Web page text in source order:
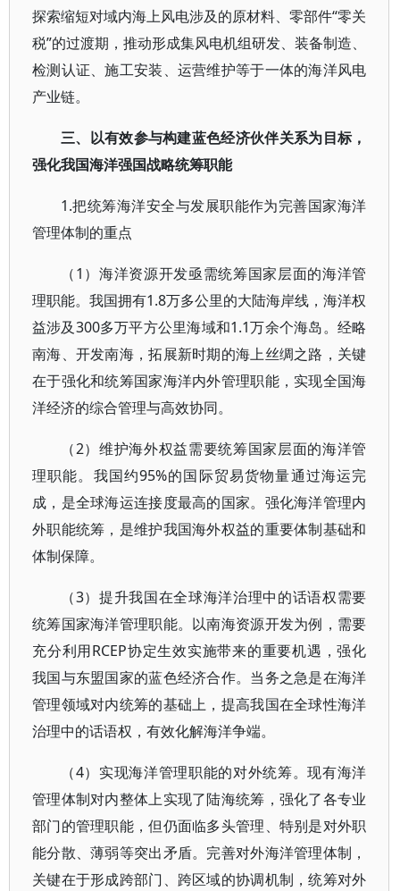
探索缩短对域内海上风电涉及的原材料、零部件“零关
税”的过渡期，推动形成集风电机组研发、装备制造、
检测认证、施工安装、运营维护等于一体的海洋风电
产业链。
三、以有效参与构建蓝色经济伙伴关系为目标，
强化我国海洋强国战略统筹职能
1.把统筹海洋安全与发展职能作为完善国家海洋
管理体制的重点
（1）海洋资源开发亟需统筹国家层面的海洋管
理职能。我国拥有1.8万多公里的大陆海岸线，海洋权
益涉及300多万平方公里海域和1.1万余个海岛。经略
南海、开发南海，拓展新时期的海上丝绸之路，关键
在于强化和统筹国家海洋内外管理职能，实现全国海
洋经济的综合管理与高效协同。
（2）维护海外权益需要统筹国家层面的海洋管
理职能。我国约95%的国际贸易货物量通过海运完
成，是全球海运连接度最高的国家。强化海洋管理内
外职能统筹，是维护我国海外权益的重要体制基础和
体制保障。
（3）提升我国在全球海洋治理中的话语权需要
统筹国家海洋管理职能。以南海资源开发为例，需要
充分利用RCEP协定生效实施带来的重要机遇，强化
我国与东盟国家的蓝色经济合作。当务之急是在海洋
管理领域对内统筹的基础上，提高我国在全球性海洋
治理中的话语权，有效化解海洋争端。
（4）实现海洋管理职能的对外统筹。现有海洋
管理体制对内整体上实现了陆海统筹，强化了各专业
部门的管理职能，但仍面临多头管理、特别是对外职
能分散、薄弱等突出矛盾。完善对外海洋管理体制，
关键在于形成跨部门、跨区域的协调机制，统筹对外